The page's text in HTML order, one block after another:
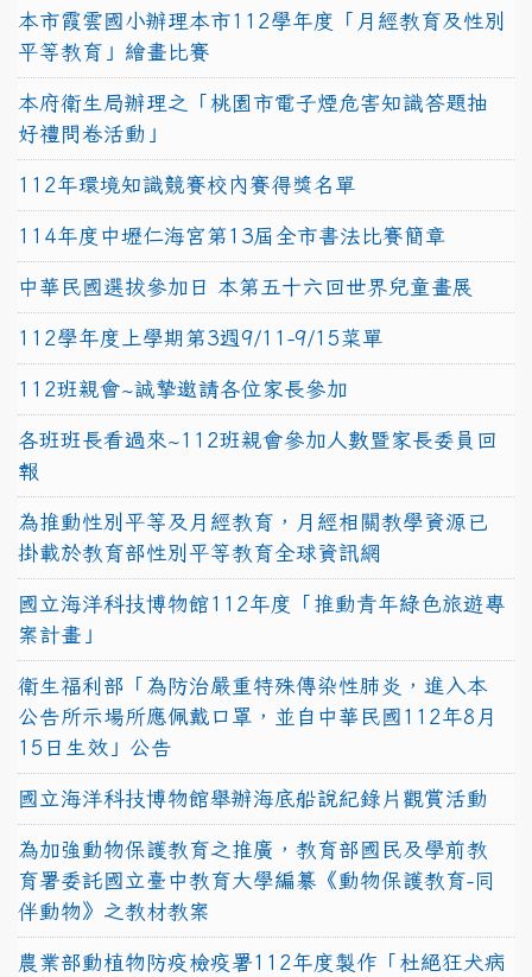
本市霞雲國小辦理本市112學年度「月經教育及性別
平等教育」繪畫比賽
本府衛生局辦理之「桃園市電子煙危害知識答題抽
好禮問卷活動」
112年環境知識競賽校內賽得獎名單
114年度中壢仁海宮第13屆全市書法比賽簡章
中華民國選拔參加日 本第五十六回世界兒童畫展
112學年度上學期第3週9/11-9/15菜單
112班親會~誠摯邀請各位家長參加
各班班長看過來~112班親會參加人數暨家長委員回
報
為推動性別平等及月經教育，月經相關教學資源已
掛載於教育部性別平等教育全球資訊網
國立海洋科技博物館112年度「推動青年綠色旅遊專
案計畫」
衛生福利部「為防治嚴重特殊傳染性肺炎，進入本
公告所示場所應佩戴口罩，並自中華民國112年8月
15日生效」公告
國立海洋科技博物館舉辦海底船說紀錄片觀賞活動
為加強動物保護教育之推廣，教育部國民及學前教
育署委託國立臺中教育大學編纂《動物保護教育-同
伴動物》之教材教案
農業部動植物防疫檢疫署112年度製作「杜絕狂犬病